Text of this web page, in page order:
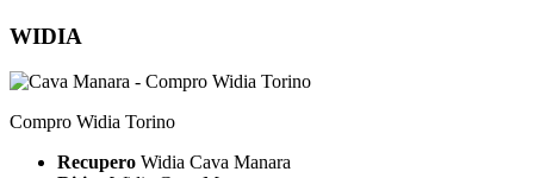
WIDIA
Compro Widia Torino
Recupero Widia Cava Manara